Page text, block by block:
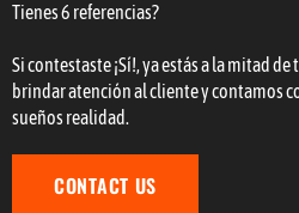
Tienes 6 referencias?
Si contestaste ¡Sí!, ya estás a la mitad
brindar atención al cliente y contamos
sueños realidad.
CONTACT US